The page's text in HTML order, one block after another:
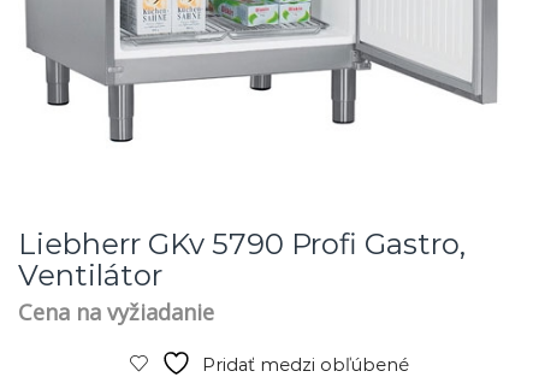
Liebherr GKv 5790 Profi Gastro,
Ventilátor
Cena na vyžiadanie
Pridať medzi obľúbené